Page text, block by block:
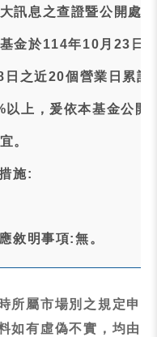
訊息之查證暨公開處
金於114年10月23日
日之近20個營業日累
以上，爰依本基金公開
。
施:
敘明事項:無。
所屬市場別之規定申
如有虛偽不實，均由